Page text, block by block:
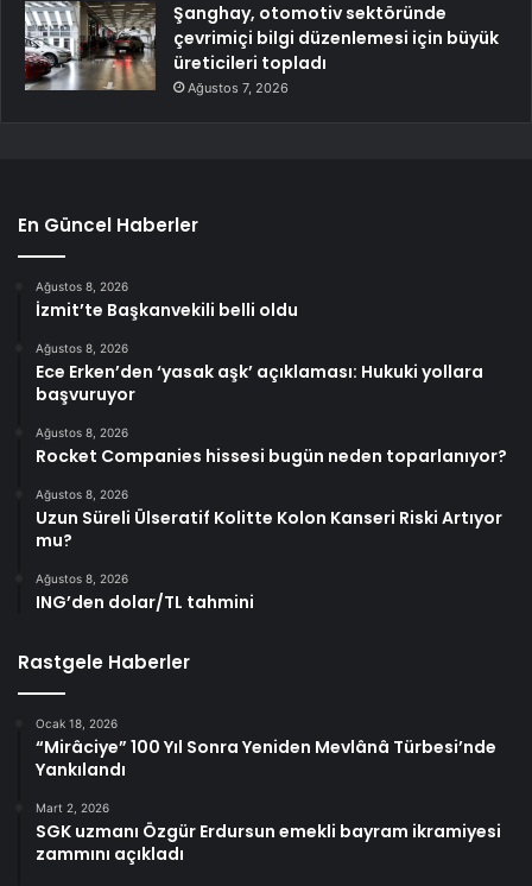
Şanghay, otomotiv sektöründe
çevrimiçi bilgi düzenlemesi için büyük
üreticileri topladı
Ağustos 7, 2026
En Güncel Haberler
Ağustos 8, 2026
İzmit’te Başkanvekili belli oldu
Ağustos 8, 2026
Ece Erken’den ‘yasak aşk’ açıklaması: Hukuki yollara
başvuruyor
Ağustos 8, 2026
Rocket Companies hissesi bugün neden toparlanıyor?
Ağustos 8, 2026
Uzun Süreli Ülseratif Kolitte Kolon Kanseri Riski Artıyor
mu?
Ağustos 8, 2026
ING’den dolar/TL tahmini
Rastgele Haberler
Ocak 18, 2026
“Mirâciye” 100 Yıl Sonra Yeniden Mevlânâ Türbesi’nde
Yankılandı
Mart 2, 2026
SGK uzmanı Özgür Erdursun emekli bayram ikramiyesi
zammını açıkladı